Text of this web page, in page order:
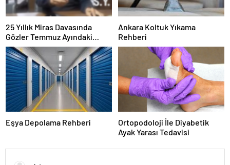
25 Yıllık Miras Davasında
Gözler Temmuz Ayındaki
Karar Duruşmasına Çevrildi
Ankara Koltuk Yıkama
Rehberi
Eşya Depolama Rehberi
Ortopodoloji İle Diyabetik
Ayak Yarası Tedavisi